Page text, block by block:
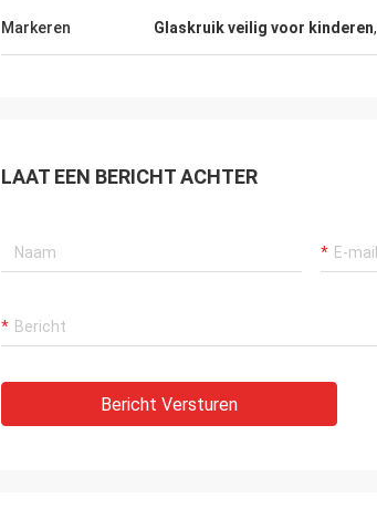
Markeren Glaskruik veilig voor kinderen,
LAAT EEN BERICHT ACHTER
Bericht Versturen